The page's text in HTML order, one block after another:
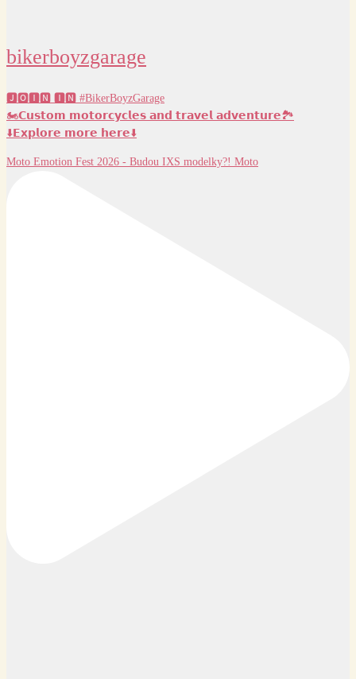
bikerboyzgarage
🅹🅾🅸🅽 🅸🅽 #BikerBoyzGarage
🏍️𝗖𝘂𝘀𝘁𝗼𝗺 𝗺𝗼𝘁𝗼𝗿𝗰𝘆𝗰𝗹𝗲𝘀 𝗮𝗻𝗱 𝘁𝗿𝗮𝘃𝗲𝗹 𝗮𝗱𝘃𝗲𝗻𝘁𝘂𝗿𝗲🏞️
⬇️𝗘𝘅𝗽𝗹𝗼𝗿𝗲 𝗺𝗼𝗿𝗲 𝗵𝗲𝗿𝗲⬇️
Moto Emotion Fest 2026 - Budou IXS modelky?! Moto